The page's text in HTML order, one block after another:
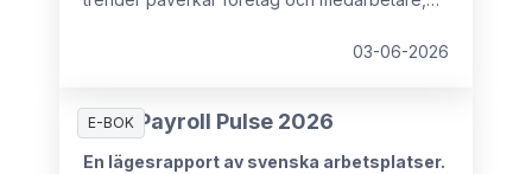
ha det strategiska inflytande som krävs för att
03-06-2026
E-BOK
HR & Payroll Pulse 2026
En lägesrapport av svenska arbetsplatser.